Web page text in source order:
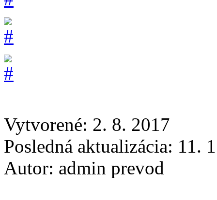
Vytvorené: 2. 8. 2017
Posledná aktualizácia: 11.
Autor: admin prevod